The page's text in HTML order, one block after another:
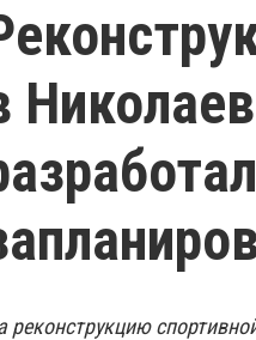
реконструкцию